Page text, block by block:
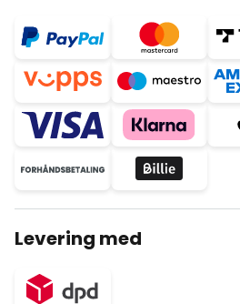
Levering med